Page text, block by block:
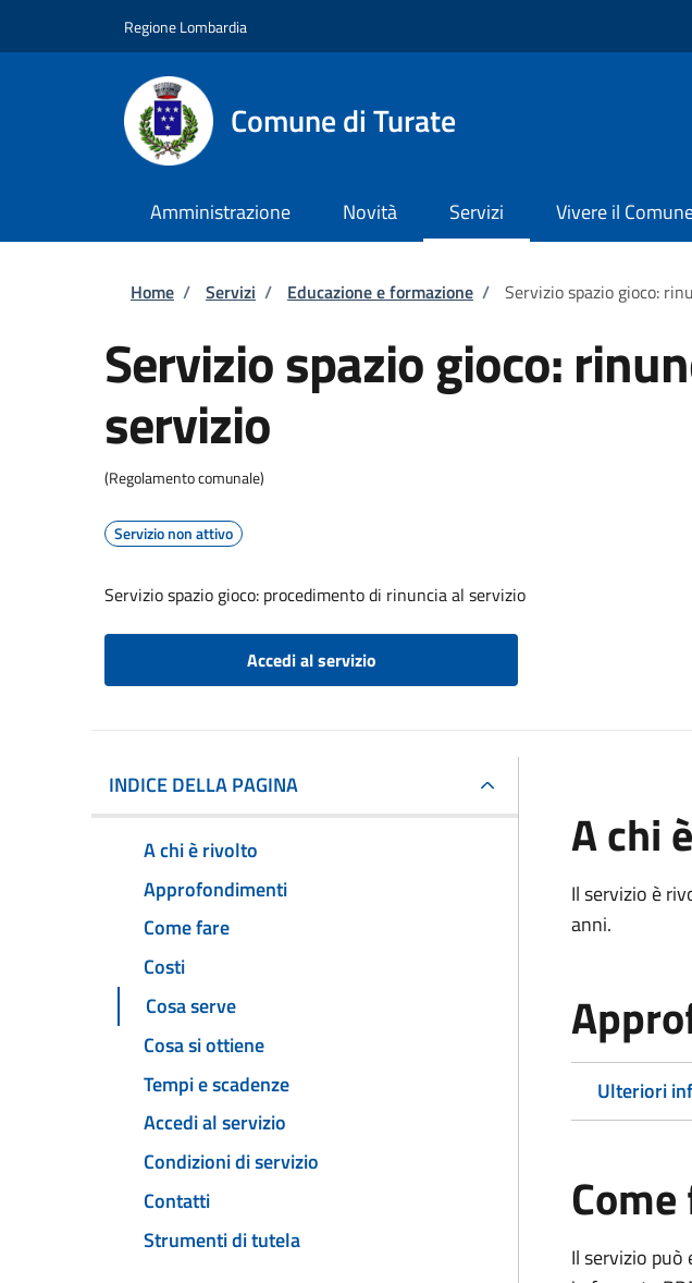
Regione Lombardia
Comune di Turate
Amministrazione Novità Servizi Vivere il
Briciole di pane
Home / Servizi / Educazione e formazione / Servizio spazio gioco:
Servizio spazio gioco:
servizio
(Regolamento comunale)
Servizio non attivo
Servizio spazio gioco: procedimento di rinuncia al servizio
Accedi al servizio
INDICE DELLA PAGINA
A chi è rivolto
Approfondimenti
Come fare
Costi
Cosa serve
Cosa si ottiene
Tempi e scadenze
Accedi al servizio
Condizioni di servizio
Contatti
Strumenti di tutela
A chi
Il servizio è
anni.
Ulteriori
Il servizio